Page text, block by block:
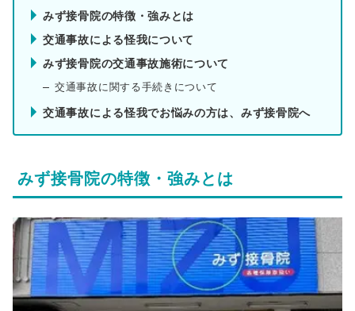
みず接骨院の特徴・強みとは
交通事故による怪我について
みず接骨院の交通事故施術について
交通事故に関する手続きについて
交通事故による怪我でお悩みの方は、みず接骨院へ
みず接骨院の特徴・強みとは